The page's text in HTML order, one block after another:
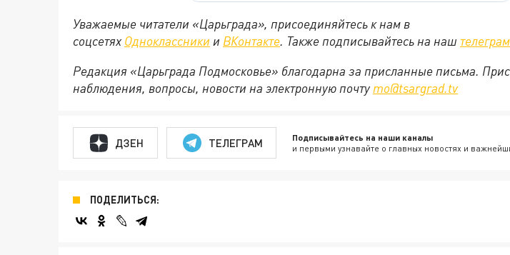
Уважаемые читатели «Царьграда», присоединяйтесь к нам в
соцсетях Одноклассники и ВКонтакте. Также подписывайтесь на наш
Редакция «Царьграда Подмосковье» благодарна за присланные письма.
наблюдения, вопросы, новости на электронную почту mo@tsargrad.tv
ДЗЕН ТЕЛЕГРАМ Подписывайтесь на наши каналы
и первыми узнавайте о главных новостях и
ПОДЕЛИТЬСЯ: